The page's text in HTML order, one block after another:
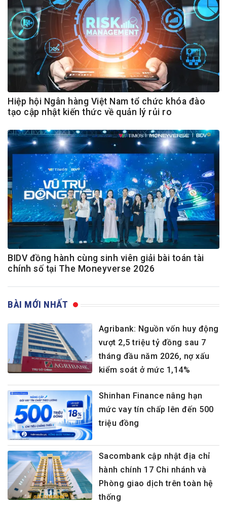
Hiệp hội Ngân hàng Việt Nam tổ chức khóa đào
tạo cập nhật kiến thức về quản lý rủi ro
BIDV đồng hành cùng sinh viên giải bài toán tài
chính số tại The Moneyverse 2026
BÀI MỚI NHẤT
Agribank: Nguồn vốn huy động
vượt 2,5 triệu tỷ đồng sau 7
tháng đầu năm 2026, nợ xấu
kiểm soát ở mức 1,14%
Shinhan Finance nâng hạn
mức vay tín chấp lên đến 500
triệu đồng
Sacombank cập nhật địa chỉ
hành chính 17 Chi nhánh và
Phòng giao dịch trên toàn hệ
thống